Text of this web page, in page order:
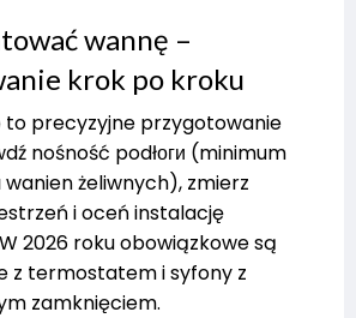
wannę –
krok po kroku
to precyzyjne przygotowanie
nośność podłоги (minimum
żeliwnych), zmierz
i oceń instalację
2026 roku obowiązkowe są
z termostatem i syfony z
zamknięciem.